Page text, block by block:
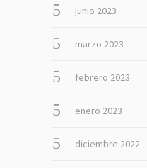
junio 2023
marzo 2023
febrero 2023
enero 2023
diciembre 2022